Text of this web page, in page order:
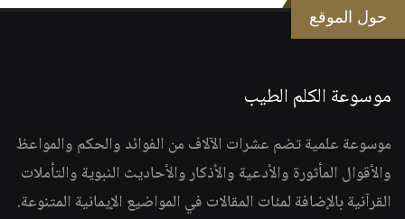
حول الموقع
موسوعة الكلم الطيب
موسوعة علمية تضم عشرات الآلاف من الفوائد والحكم والمواعظ
والأقوال المأثورة والأدعية والأذكار والأحاديث النبوية والتأملات
القرآنية بالإضافة لمئات المقالات في المواضيع الإيمانية المتنوعة.